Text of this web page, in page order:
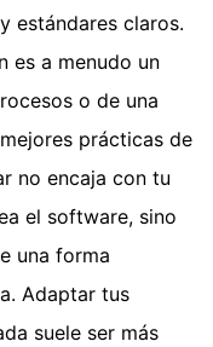
estándares claros.
es a menudo un
o de una
prácticas de
no encaja con tu
el software, sino
una forma
Adaptar tus
suele ser más